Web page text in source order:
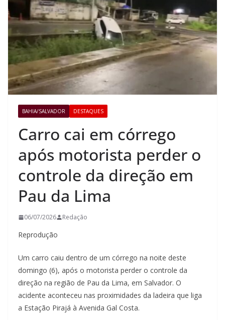
BAHIA/SALVADOR DESTAQUES
Carro cai em córrego
após motorista perder o
controle da direção em
Pau da Lima
06/07/2026 Redação
Reprodução
Um carro caiu dentro de um córrego na noite deste
domingo (6), após o motorista perder o controle da
direção na região de Pau da Lima, em Salvador. O
acidente aconteceu nas proximidades da ladeira que liga
a Estação Pirajá à Avenida Gal Costa.